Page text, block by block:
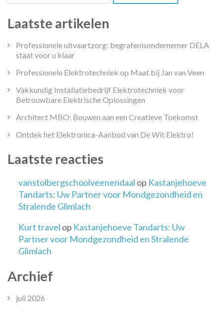
Laatste artikelen
Professionele uitvaartzorg: begrafenisondernemer DELA
staat voor u klaar
Professionele Elektrotechniek op Maat bij Jan van Veen
Vakkundig Installatiebedrijf Elektrotechniek voor
Betrouwbare Elektrische Oplossingen
Architect MBO: Bouwen aan een Creatieve Toekomst
Ontdek het Elektronica-Aanbod van De Wit Elektro!
Laatste reacties
vanstolbergschoolveenendaal op Kastanjehoeve
Tandarts: Uw Partner voor Mondgezondheid en
Stralende Glimlach
Kurt travel op Kastanjehoeve Tandarts: Uw
Partner voor Mondgezondheid en Stralende
Glimlach
Archief
juli 2026